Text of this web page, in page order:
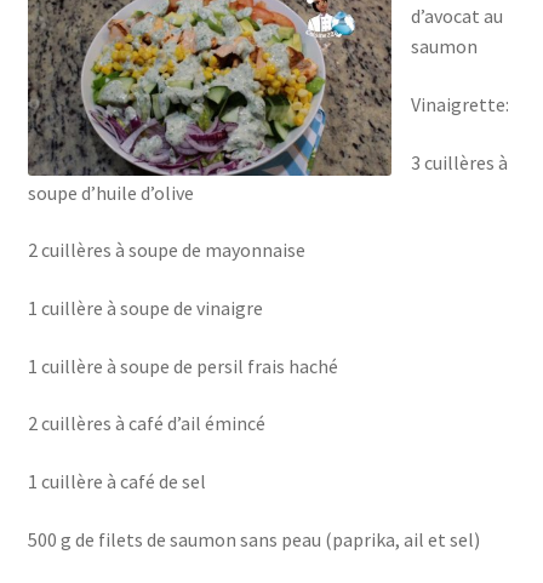
d’avocat au
saumon
Vinaigrette:
3 cuillères à
soupe d’huile d’olive
2 cuillères à soupe de mayonnaise
1 cuillère à soupe de vinaigre
1 cuillère à soupe de persil frais haché
2 cuillères à café d’ail émincé
1 cuillère à café de sel
500 g de filets de saumon sans peau (paprika, ail et sel)